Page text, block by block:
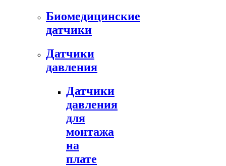
Биомедицинские
датчики
Датчики
давления
Датчики
давления
для
монтажа
на
плате